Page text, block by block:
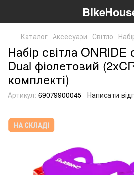
Каталог Аксесуари Світло
Набір світла ONRIDE
Dual фіолетовий
комплекті)
Артикул: 69079900045 Написати